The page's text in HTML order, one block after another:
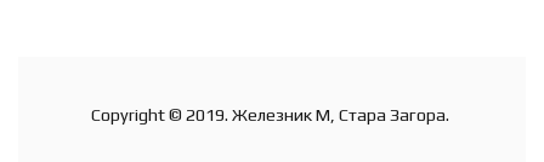
Copyright © 2019. Железник М, Стара Загора.